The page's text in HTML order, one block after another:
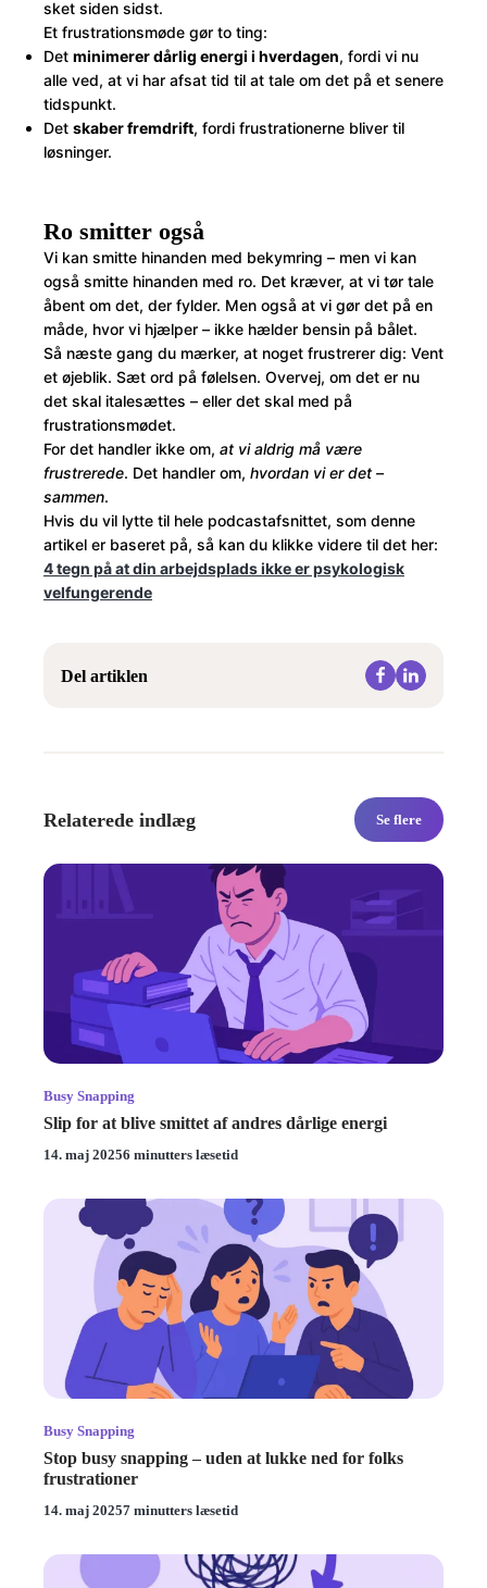
sket siden sidst.
Et frustrationsmøde gør to ting:
Det minimerer dårlig energi i hverdagen, fordi vi nu
alle ved, at vi har afsat tid til at tale om det på et senere
tidspunkt.
Det skaber fremdrift, fordi frustrationerne bliver til
løsninger.
Ro smitter også
Vi kan smitte hinanden med bekymring – men vi kan
også smitte hinanden med ro. Det kræver, at vi tør tale
åbent om det, der fylder. Men også at vi gør det på en
måde, hvor vi hjælper – ikke hælder bensin på bålet.
Så næste gang du mærker, at noget frustrerer dig: Vent
et øjeblik. Sæt ord på følelsen. Overvej, om det er nu
det skal italesættes – eller det skal med på
frustrationsmødet.
For det handler ikke om, at vi aldrig må være
frustrerede. Det handler om, hvordan vi er det –
sammen.
Hvis du vil lytte til hele podcastafsnittet, som denne
artikel er baseret på, så kan du klikke videre til det her:
4 tegn på at din arbejdsplads ikke er psykologisk
velfungerende
Del artiklen
Relaterede indlæg Se flere
Busy Snapping
Slip for at blive smittet af andres dårlige energi
14. maj 20256 minutters læsetid
Busy Snapping
Stop busy snapping – uden at lukke ned for folks
frustrationer
14. maj 20257 minutters læsetid